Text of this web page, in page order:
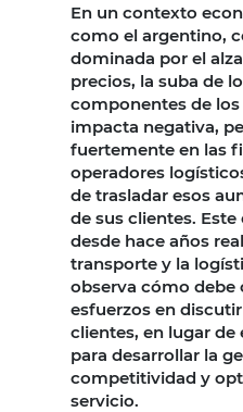
En un contexto
como el argentino,
dominada por el
precios, la suba de
componentes de
impacta negativa,
fuertemente en las
operadores
de trasladar esos
de sus clientes.
desde hace años
transporte y la
observa cómo debe
esfuerzos en
clientes, en lugar de
para desarrollar la
competitividad y
servicio.